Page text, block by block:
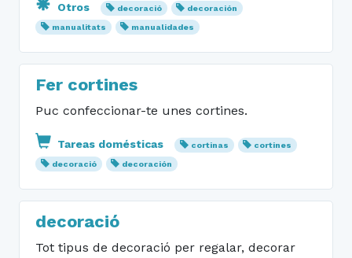
Otros decoració
decoración
manualitats
manualidades
Fer cortines
Puc confeccionar-te unes cortines.
Tareas domésticas cortinas
cortines
decoració
decoración
decoració
Tot tipus de decoració per regalar, decorar